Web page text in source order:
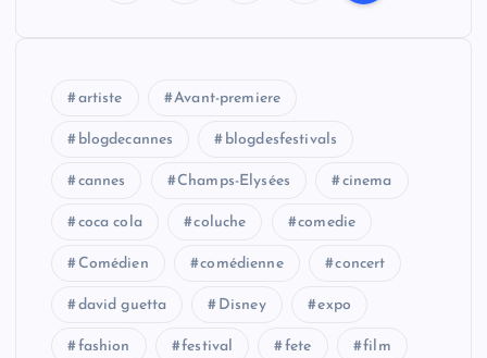
g
i
n
a
t
i
artiste Avant-premiere
blogdecannes blogdesfestivals
cannes Champs-Elysées cinema
coca cola coluche comedie
Comédien comédienne concert
david guetta Disney expo
fashion festival fete film